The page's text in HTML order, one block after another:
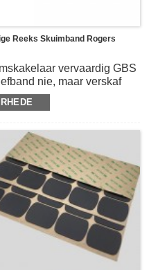
Reeks Skuimband Rogers
vervaardig GBS
nie, maar verskaf
handelsmerkmateriaal,
Poron het
met verskillende
beide houtrolmateriaal vir
ander velle met presisie-
en toepassing.